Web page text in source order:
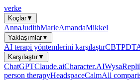
verke
Koçlar▼
AnnaJudithMarieAmandaMikkel
Yaklaşımlar▼
AI terapi yöntemlerini karşılaştırCBTPDT
Karşılaştır▼
ChatGPTClaude.aiCharacter.AIWysa
person therapyHeadspaceCalmAll